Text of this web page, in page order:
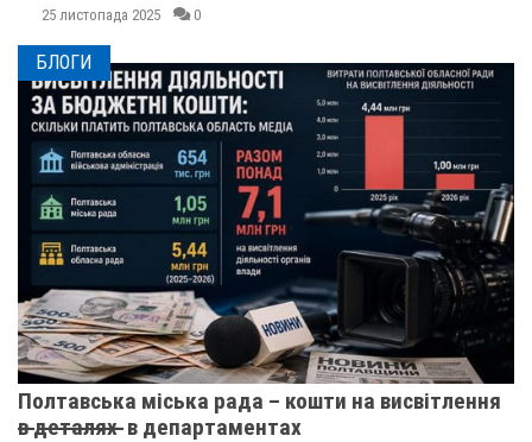
25 листопада 2025 0
БЛОГИ
Полтавська міська рада – кошти на висвітлення
в̶ ̶д̶е̶т̶а̶л̶я̶х̶ ̶ в департаментах